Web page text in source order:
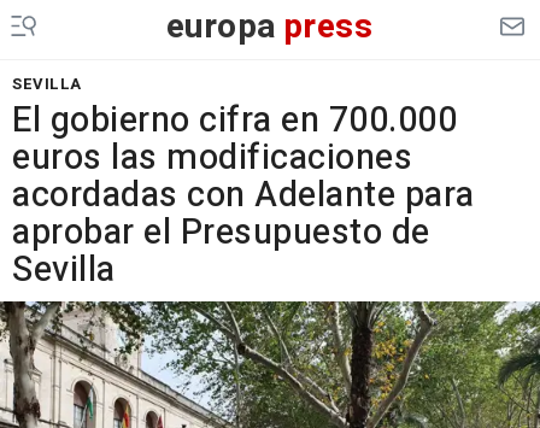
europa press
SEVILLA
El gobierno cifra en 700.000
euros las modificaciones
acordadas con Adelante para
aprobar el Presupuesto de
Sevilla